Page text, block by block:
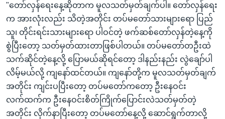
"တော်လှန်ရေးနေ့ဆိုတာက မူလသတ်မှတ်ချက်ပါ။ တော်လှန်ရေး
က အားလုံးလည်း သိတဲ့အတိုင်း တပ်မတော်သားများရော ပြည်
သူ၊ တိုင်းရင်းသားများရော ပါဝင်တဲ့ ဖက်ဆစ်တော်လှန်တဲ့နေ့ကို
စွဲပြီးတော့ သတ်မှတ်ထားတာဖြစ်ပါတယ်။ တပ်မတော်တဦးထဲ
သက်ဆိုင်တဲ့နေ့လို့ ပြောမယ်ဆိုရင်တော့ ဒါနည်းနည်း လွဲချော်ပါ
လိမ့်မယ်လို့ ကျနော်ထင်တယ်။ ကျနော်တို့က မူလသတ်မှတ်ချက်
အတိုင်း ကျင်းပပြီးတော့ တပ်မတော်ကတော့ ဦးနေဝင်း
လက်ထက်က ဦးနေဝင်းစိတ်ကြိုက်ပြောင်းလဲသတ်မှတ်တဲ့
အတိုင်း လိုက်နာပြီးတော့ တပ်မတော်နေ့လို့ ဆောင်ရွက်တာလို့